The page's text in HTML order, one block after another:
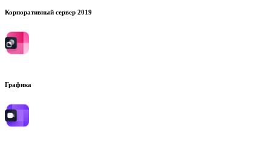
Корпоративный сервер 2019
Графика